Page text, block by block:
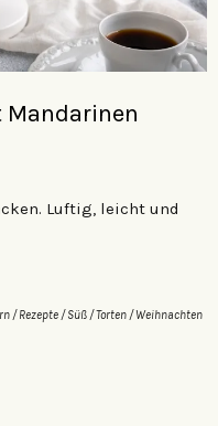
Mandarinen
Luftig, leicht und
/Rezepte /Süß /Torten /Weihnachten